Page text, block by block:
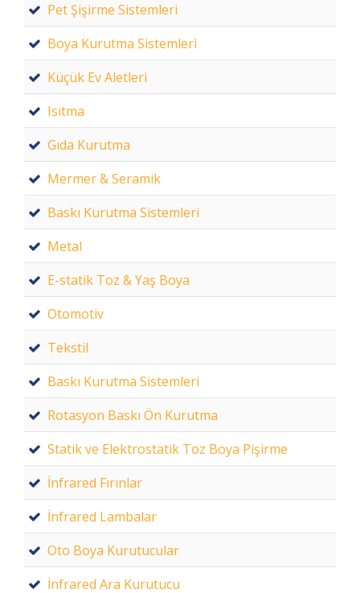
Pet Şişirme Sistemleri
Boya Kurutma Sistemleri
Küçük Ev Aletleri
Isıtma
Gıda Kurutma
Mermer & Seramik
Baskı Kurutma Sistemleri
Metal
E-statik Toz & Yaş Boya
Otomotiv
Tekstil
Baskı Kurutma Sistemleri
Rotasyon Baskı Ön Kurutma
Statik ve Elektrostatik Toz Boya Pişirme
İnfrared Fırınlar
İnfrared Lambalar
Oto Boya Kurutucular
İnfrared Ara Kurutucu